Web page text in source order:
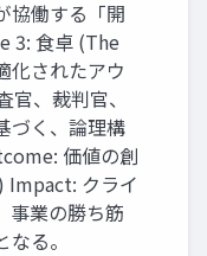
協働する「開
3: 食卓 (The
化されたアウ
、裁判官、
づく、論理構
価値の創
Impact: クライ
事業の勝ち筋
る。